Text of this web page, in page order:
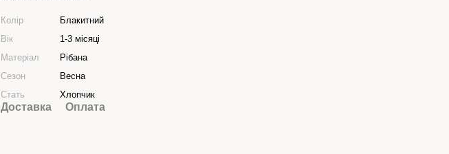
Колір
Блакитний
Вік
1-3 місяці
Матеріал
Рібана
Сезон
Весна
Стать
Хлопчик
Доставка Оплата